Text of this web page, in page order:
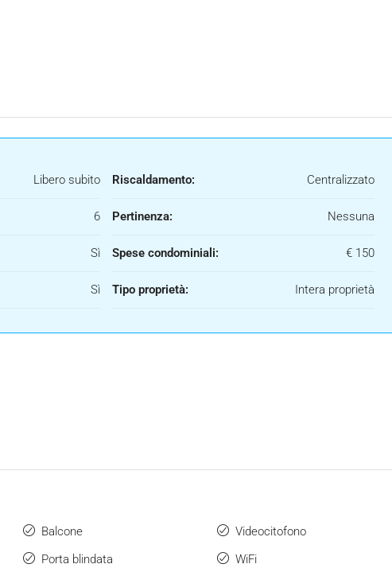
Libero subito
6
Sì
Sì
Riscaldamento: Centralizzato
Pertinenza: Nessuna
Spese condominiali: € 150
Tipo proprietà: Intera proprietà
Balcone
Porta blindata
Videocitofono
WiFi